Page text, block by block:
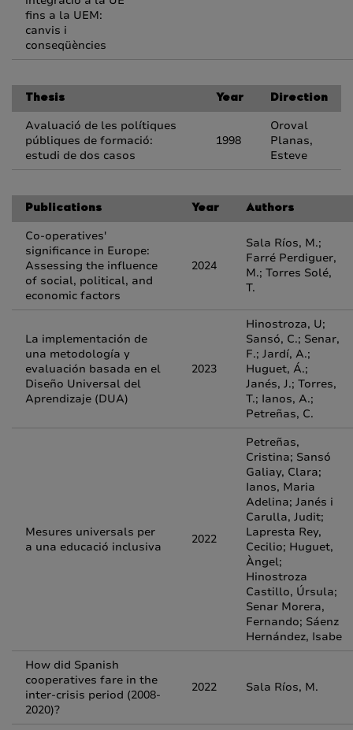
fins a la UEM:
canvis i
conseqüències
Thesis Year Direction
Avaluació de les polítiques
públiques de formació:
estudi de dos casos
1998
Oroval
Planas,
Esteve
Publications Year Authors
Co-operatives'
significance in Europe:
Assessing the influence
of social, political, and
economic factors
2024
Sala Ríos, M.;
Farré Perdiguer,
M.; Torres Solé,
T.
La implementación de
una metodología y
evaluación basada en el
Diseño Universal del
Aprendizaje (DUA)
2023
Hinostroza, U;
Sansó, C.; Senar,
F.; Jardí, A.;
Huguet, Á.;
Janés, J.; Torres,
T.; Ianos, A.;
Petreñas, C.
Mesures universals per
a una educació inclusiva
2022
Petreñas,
Cristina; Sansó
Galiay, Clara;
Ianos, Maria
Adelina; Janés i
Carulla, Judit;
Lapresta Rey,
Cecilio; Huguet,
Àngel;
Hinostroza
Castillo, Úrsula;
Senar Morera,
Fernando; Sáenz
Hernández, Isabe
How did Spanish
cooperatives fare in the
inter-crisis period (2008-
2020)?
2022 Sala Ríos, M.